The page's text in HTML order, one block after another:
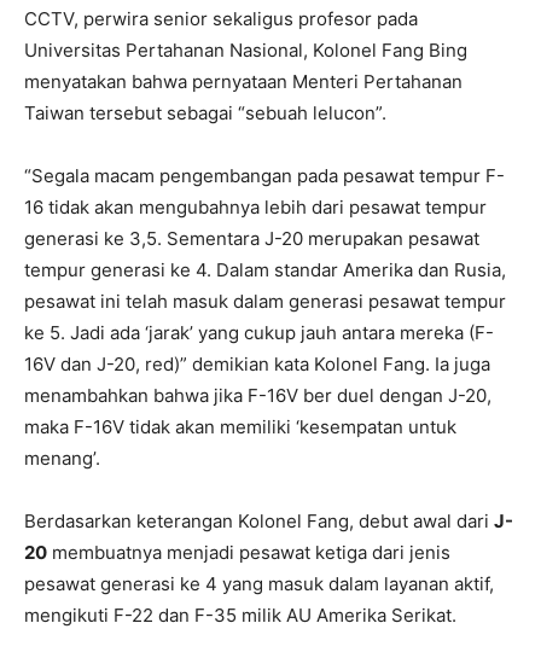
CCTV, perwira senior sekaligus profesor pada
Universitas Pertahanan Nasional, Kolonel Fang Bing
menyatakan bahwa pernyataan Menteri Pertahanan
Taiwan tersebut sebagai “sebuah lelucon”.
“Segala macam pengembangan pada pesawat tempur F-
16 tidak akan mengubahnya lebih dari pesawat tempur
generasi ke 3,5. Sementara J-20 merupakan pesawat
tempur generasi ke 4. Dalam standar Amerika dan Rusia,
pesawat ini telah masuk dalam generasi pesawat tempur
ke 5. Jadi ada ‘jarak’ yang cukup jauh antara mereka (F-
16V dan J-20, red)” demikian kata Kolonel Fang. Ia juga
menambahkan bahwa jika F-16V ber duel dengan J-20,
maka F-16V tidak akan memiliki ‘kesempatan untuk
menang’.
Berdasarkan keterangan Kolonel Fang, debut awal dari J-
20 membuatnya menjadi pesawat ketiga dari jenis
pesawat generasi ke 4 yang masuk dalam layanan aktif,
mengikuti F-22 dan F-35 milik AU Amerika Serikat.